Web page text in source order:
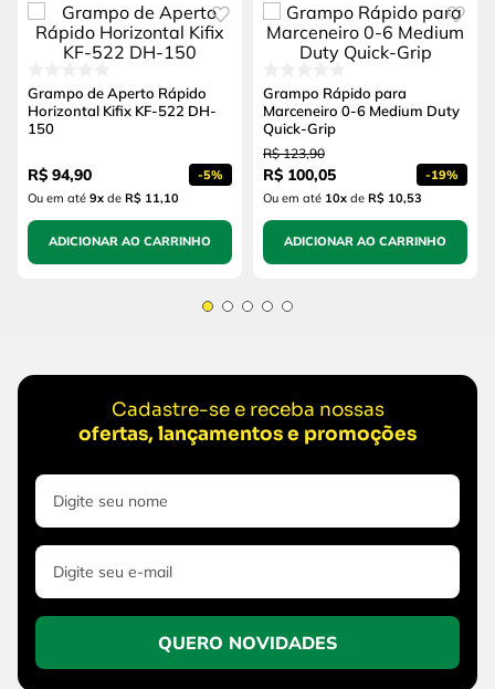
Grampo de Aperto Rápido
Horizontal Kifix KF-522 DH-
150
R$ 94,90 -5%
Ou em até 9x de R$ 11,10
ADICIONAR AO CARRINHO
Grampo Rápido para
Marceneiro 0-6 Medium Duty
Quick-Grip
R$ 123,90
R$ 100,05 -19%
Ou em até 10x de R$ 10,53
ADICIONAR AO CARRINHO
Cadastre-se e receba nossas
ofertas, lançamentos e promoções
QUERO NOVIDADES